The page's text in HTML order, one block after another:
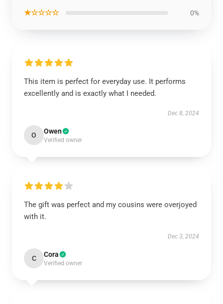
★☆☆☆☆ 0%
This item is perfect for everyday use. It performs
excellently and is exactly what I needed.
Dec 8, 2024
O Owen
Verified owner
The gift was perfect and my cousins were overjoyed
with it.
Dec 3, 2024
C Cora
Verified owner